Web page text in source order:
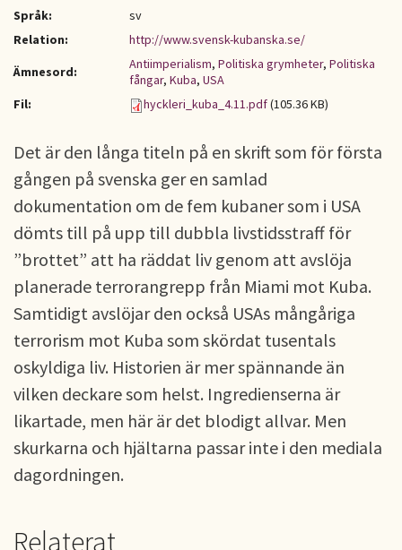
Språk:
sv
Relation:
http://www.svensk-kubanska.se/
Ämnesord:
Antiimperialism, Politiska grymheter, Politiska
fångar, Kuba, USA
Fil:
hyckleri_kuba_4.11.pdf(105.36 KB)
Det är den långa titeln på en skrift som för första
gången på svenska ger en samlad
dokumentation om de fem kubaner som i USA
dömts till på upp till dubbla livstidsstraff för
”brottet” att ha räddat liv genom att avslöja
planerade terrorangrepp från Miami mot Kuba.
Samtidigt avslöjar den också USAs mångåriga
terrorism mot Kuba som skördat tusentals
oskyldiga liv. Historien är mer spännande än
vilken deckare som helst. Ingredienserna är
likartade, men här är det blodigt allvar. Men
skurkarna och hjältarna passar inte i den mediala
dagordningen.
Relaterat